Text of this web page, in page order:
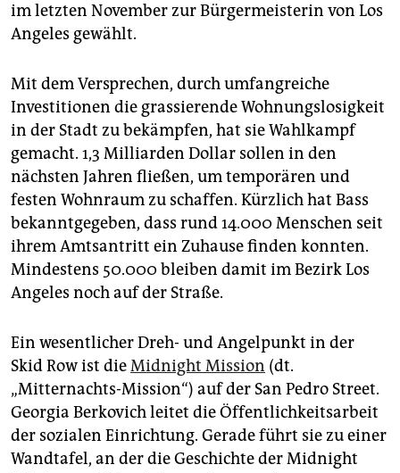
im letzten November zur Bürgermeisterin von Los
Angeles gewählt.
Mit dem Versprechen, durch umfangreiche
Investitionen die grassierende Wohnungslosigkeit
in der Stadt zu bekämpfen, hat sie Wahlkampf
gemacht. 1,3 Milliarden Dollar sollen in den
nächsten Jahren fließen, um temporären und
festen Wohnraum zu schaffen. Kürzlich hat Bass
bekanntgegeben, dass rund 14.000 Menschen seit
ihrem Amtsantritt ein Zuhause finden konnten.
Mindestens 50.000 bleiben damit im Bezirk Los
Angeles noch auf der Straße.
Ein wesentlicher Dreh- und Angelpunkt in der
Skid Row ist dieMidnight Mission (dt.
„Mitternachts-Mission“) auf der San Pedro Street.
Georgia Berkovich leitet die Öffentlichkeitsarbeit
der sozialen Einrichtung. Gerade führt sie zu einer
Wandtafel, an der die Geschichte der Midnight